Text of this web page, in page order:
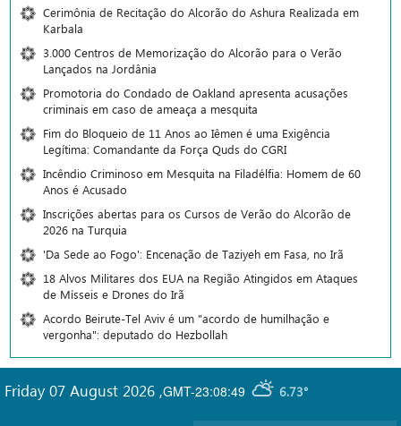
Cerimônia de Recitação do Alcorão do Ashura Realizada em
Karbala
3.000 Centros de Memorização do Alcorão para o Verão
Lançados na Jordânia
Promotoria do Condado de Oakland apresenta acusações
criminais em caso de ameaça a mesquita
Fim do Bloqueio de 11 Anos ao Iêmen é uma Exigência
Legítima: Comandante da Força Quds do CGRI
Incêndio Criminoso em Mesquita na Filadélfia: Homem de 60
Anos é Acusado
Inscrições abertas para os Cursos de Verão do Alcorão de
2026 na Turquia
'Da Sede ao Fogo': Encenação de Taziyeh em Fasa, no Irã
18 Alvos Militares dos EUA na Região Atingidos em Ataques
de Mísseis e Drones do Irã
Acordo Beirute-Tel Aviv é um "acordo de humilhação e
vergonha": deputado do Hezbollah
GMT-23:08:49 6.73°
Friday 07 August 2026 ,